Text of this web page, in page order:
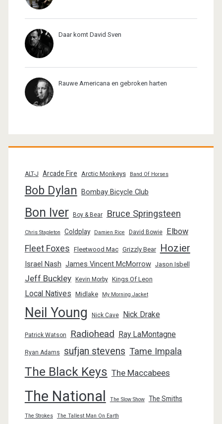
Daar komt David Sven
Rauwe Americana en gebroken harten
ALT-J Arcade Fire Arctic Monkeys Band Of Horses
Bob Dylan Bombay Bicycle Club
Bon Iver Boy & Bear Bruce Springsteen
Chris Stapleton Coldplay Damien Rice David Bowie Elbow
Fleet Foxes Fleetwood Mac Grizzly Bear Hozier
Israel Nash James Vincent McMorrow Jason Isbell
Jeff Buckley Kevin Morby Kings Of Leon
Local Natives Midlake My Morning Jacket
Neil Young Nick Cave Nick Drake
Patrick Watson Radiohead Ray LaMontagne
Ryan Adams sufjan stevens Tame Impala
The Black Keys The Maccabees
The National The Slow Show The Smiths
The Strokes The Tallest Man On Earth